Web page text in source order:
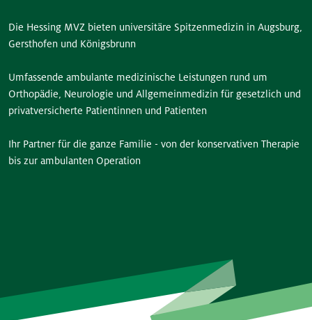
Die Hessing MVZ bieten universitäre Spitzenmedizin in Augsburg,
Gersthofen und Königsbrunn
Umfassende ambulante medizinische Leistungen rund um
Orthopädie, Neurologie und Allgemeinmedizin für gesetzlich und
privatversicherte Patientinnen und Patienten
Ihr Partner für die ganze Familie - von der konservativen Therapie
bis zur ambulanten Operation